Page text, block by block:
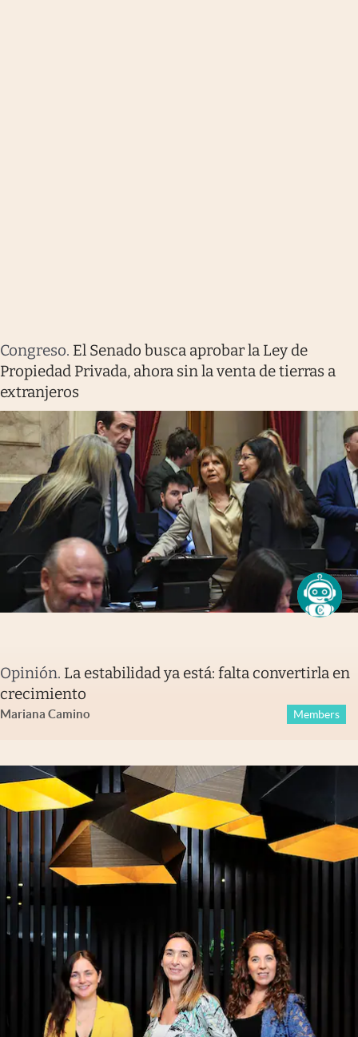
Congreso. El Senado busca aprobar la Ley de
Propiedad Privada, ahora sin la venta de tierras a
extranjeros
Opinión. La estabilidad ya está: falta convertirla en
crecimiento
Mariana Camino Members